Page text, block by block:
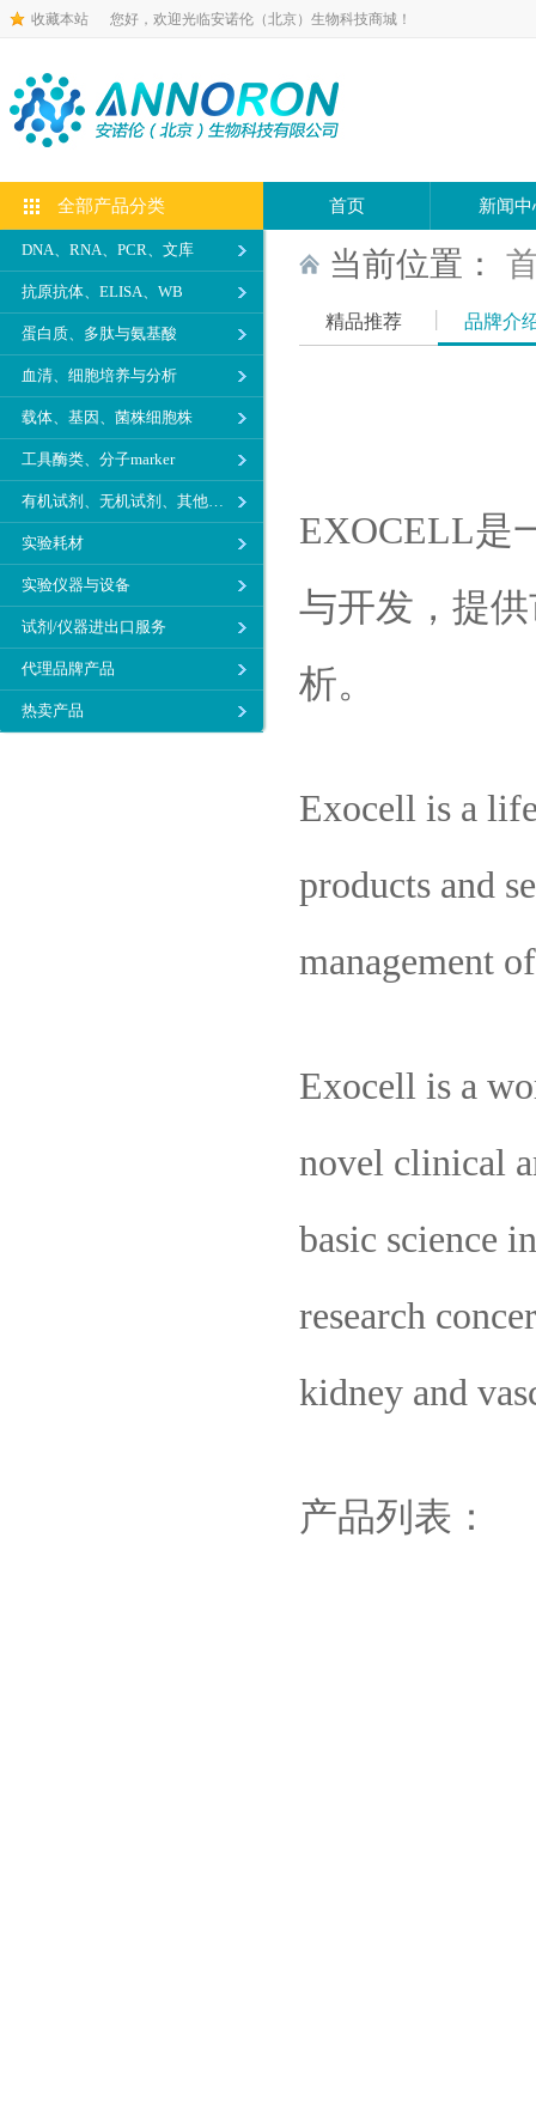
收藏本站 您好，欢迎光临安诺伦（北京）生物科技商城！
全部产品分类
DNA、RNA、PCR、文库
抗原抗体、ELISA、WB
蛋白质、多肽与氨基酸
血清、细胞培养与分析
载体、基因、菌株细胞株
工具酶类、分子marker
有机试剂、无机试剂、其他生化试剂
实验耗材
实验仪器与设备
试剂/仪器进出口服务
代理品牌产品
热卖产品
首页 新闻中
当前位置：
精品推荐 品牌介
EXOCELL是
与开发，提
析。
Exocell is a
products and
management
Exocell is a
novel clinical
basic science
research
kidney and
产品列表：